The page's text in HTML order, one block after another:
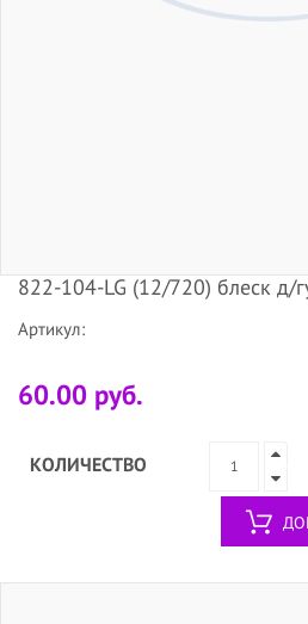
822-104-LG (12/720) блеск д/
Артикул:
60.00 руб.
КОЛИЧЕСТВО